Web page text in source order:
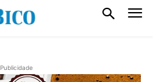
Publicidade